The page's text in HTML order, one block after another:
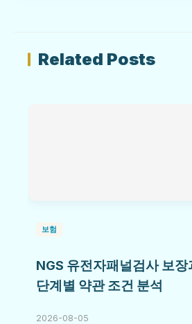
Related Posts
보험
NGS 유전자패널검사 보장
단계별 약관 조건 분석
2026-08-05